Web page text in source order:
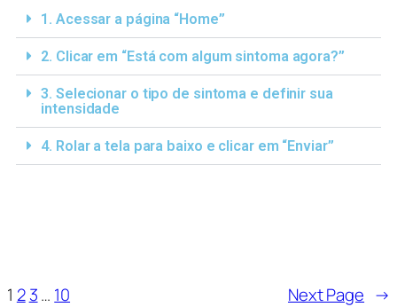
1. Acessar a página “Home”
2. Clicar em “Está com algum sintoma agora?”
3. Selecionar o tipo de sintoma e definir sua
intensidade
4. Rolar a tela para baixo e clicar em “Enviar”
1 2 3… 10 Next Page →